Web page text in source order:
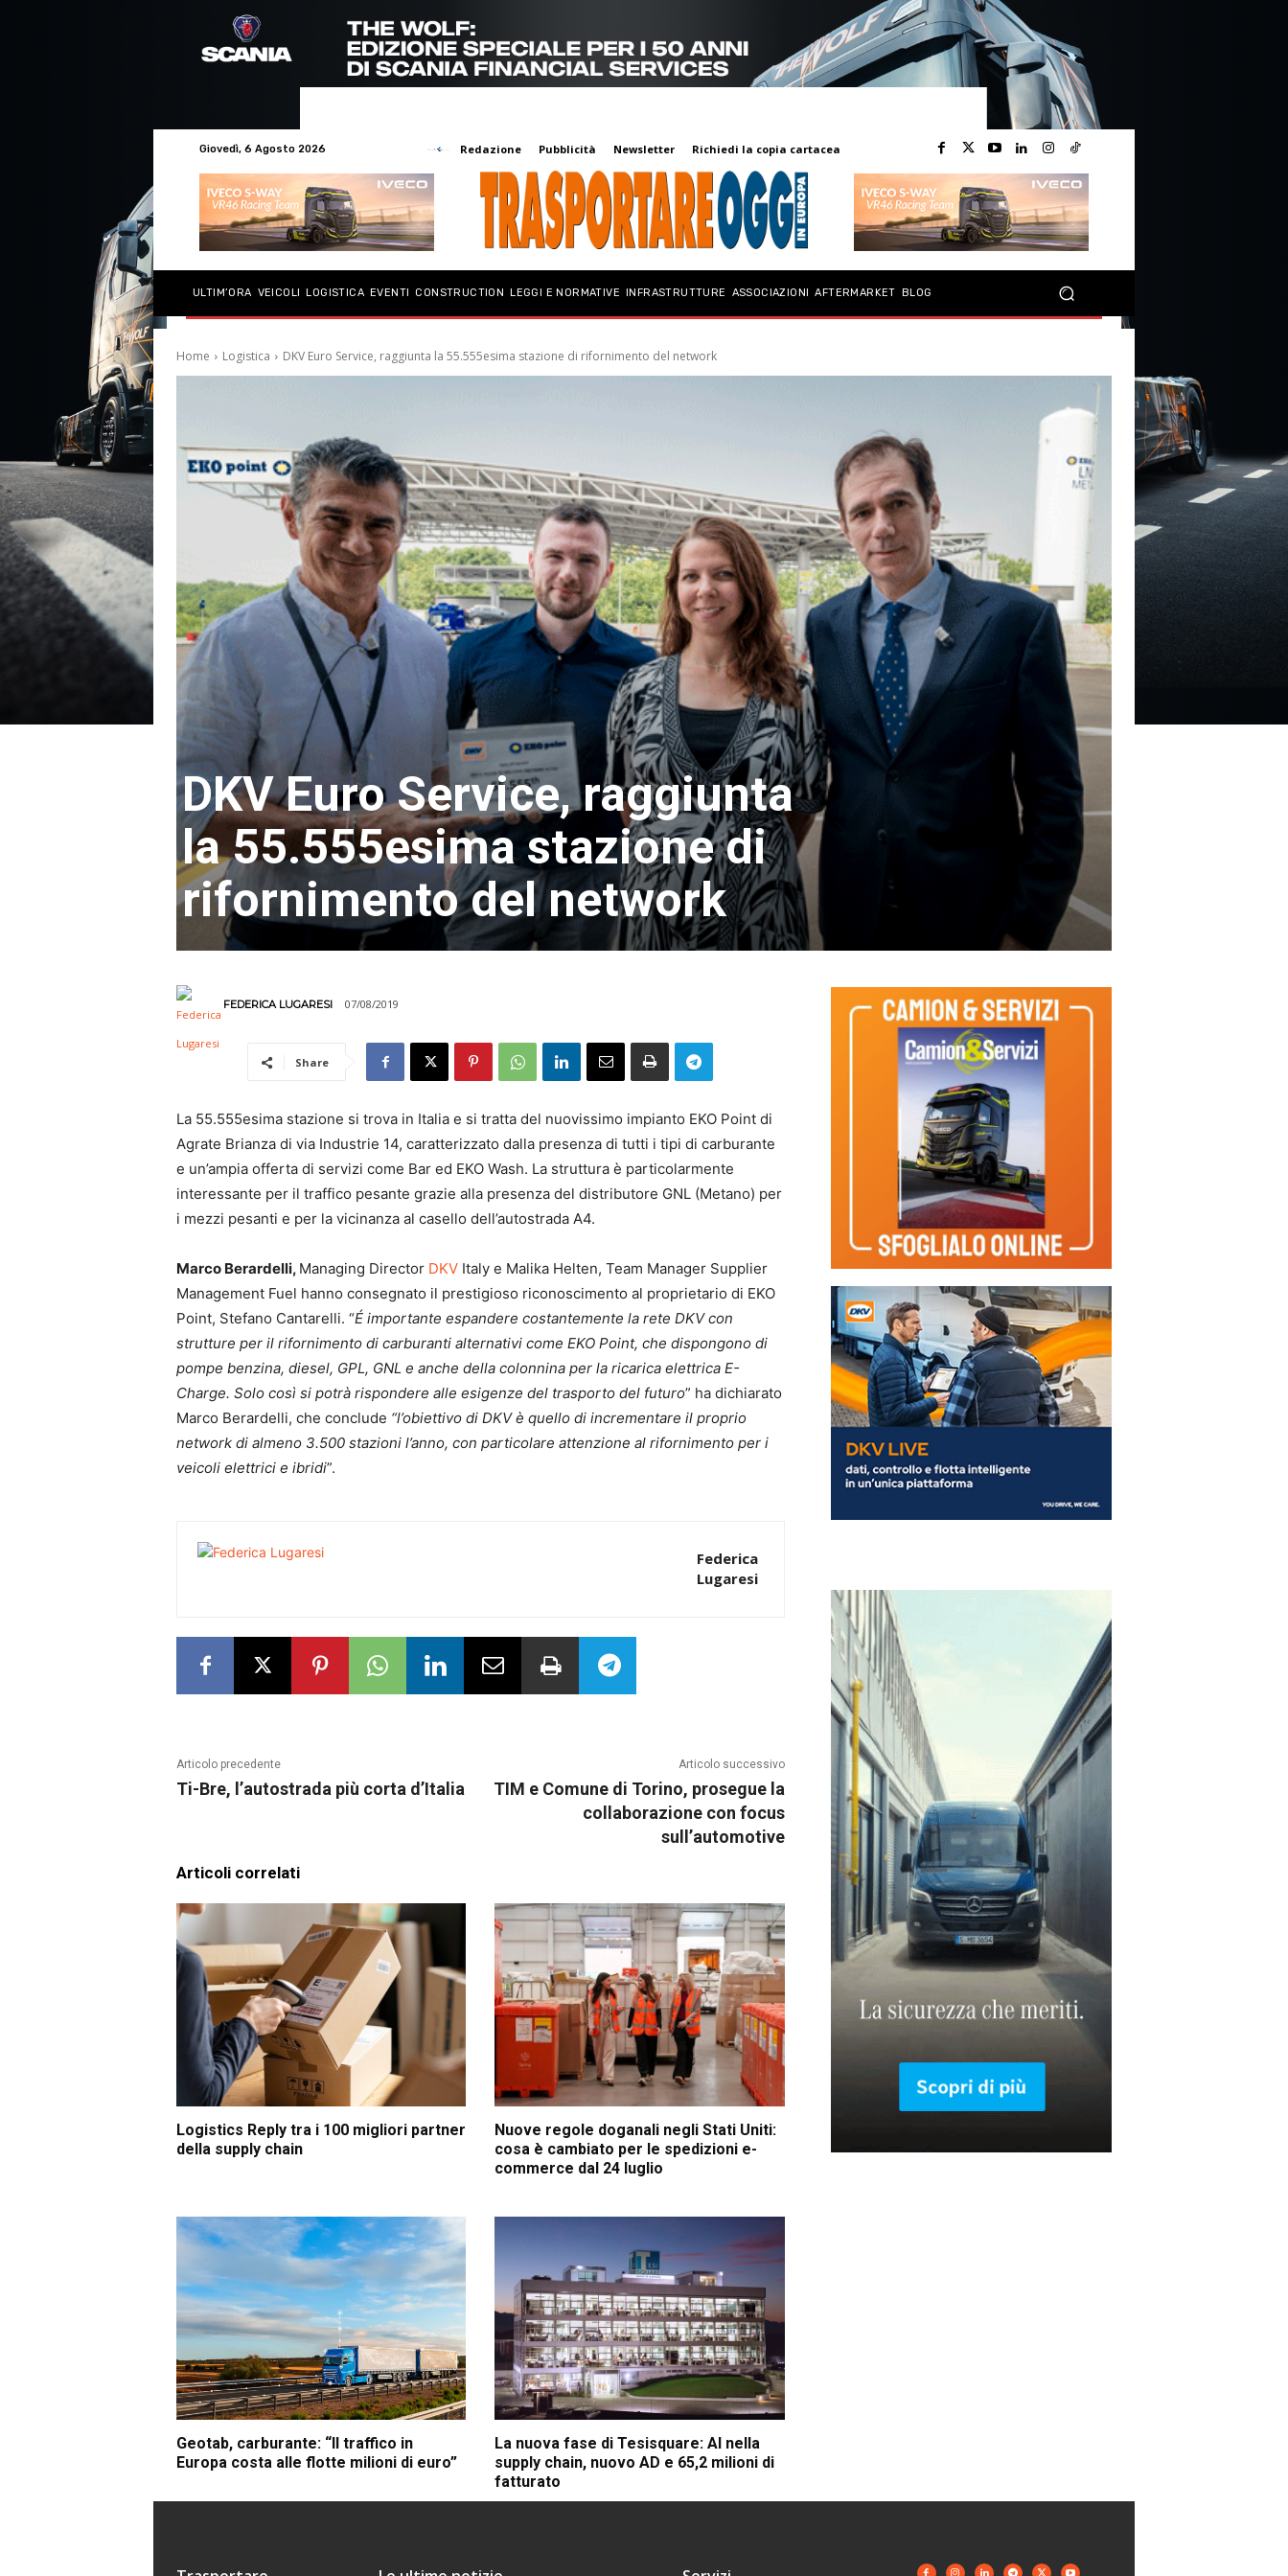
Giovedì, 6 Agosto 2026 Redazione Pubblicità Newsletter Richiedi la copia cartacea
ULTIM’ORA VEICOLI LOGISTICA EVENTI CONSTRUCTION LEGGI E NORMATIVE INFRASTRUTTURE ASSOCIAZIONI AFTERMARKET BLOG
Home Logistica DKV Euro Service, raggiunta la 55.555esima stazione di rifornimento del network
DKV Euro Service, raggiunta
la 55.555esima stazione di
rifornimento del network
FEDERICA LUGARESI 07/08/2019
Share
La 55.555esima stazione si trova in Italia e si tratta del nuovissimo impianto EKO Point di
Agrate Brianza di via Industrie 14, caratterizzato dalla presenza di tutti i tipi di carburante
e un’ampia offerta di servizi come Bar ed EKO Wash. La struttura è particolarmente
interessante per il traffico pesante grazie alla presenza del distributore GNL (Metano) per
i mezzi pesanti e per la vicinanza al casello dell’autostrada A4.
Marco Berardelli, Managing Director DKV Italy e Malika Helten, Team Manager Supplier
Management Fuel hanno consegnato il prestigioso riconoscimento al proprietario di EKO
Point, Stefano Cantarelli. “É importante espandere costantemente la rete DKV con
strutture per il rifornimento di carburanti alternativi come EKO Point, che dispongono di
pompe benzina, diesel, GPL, GNL e anche della colonnina per la ricarica elettrica E-
Charge. Solo così si potrà rispondere alle esigenze del trasporto del futuro” ha dichiarato
Marco Berardelli, che conclude “l’obiettivo di DKV è quello di incrementare il proprio
network di almeno 3.500 stazioni l’anno, con particolare attenzione al rifornimento per i
veicoli elettrici e ibridi”.
Federica
Lugaresi
Articolo precedente
Ti-Bre, l’autostrada più corta d’Italia
Articolo successivo
TIM e Comune di Torino, prosegue la
collaborazione con focus
sull’automotive
Articoli correlati
Logistics Reply tra i 100 migliori partner
della supply chain
Nuove regole doganali negli Stati Uniti:
cosa è cambiato per le spedizioni e-
commerce dal 24 luglio
Geotab, carburante: “Il traffico in
Europa costa alle flotte milioni di euro”
La nuova fase di Tesisquare: AI nella
supply chain, nuovo AD e 65,2 milioni di
fatturato